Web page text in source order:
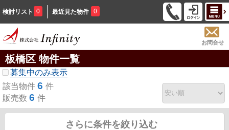
検討リスト 0 最近見た物件 0
お問合せ
板橋区 物件一覧
募集中のみ表示
該当物件 6 件
販売数 6 件
さらに条件を絞り込む